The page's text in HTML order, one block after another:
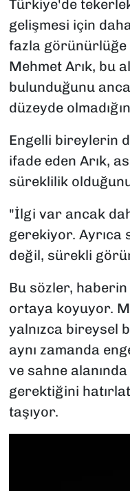
Türkiye'de
gelişmesi için
fazla
Mehmet Arık, bu
bulunduğunu
düzeyde
Engelli bireylerin
ifade eden Arık,
süreklilik
"İlgi var ancak
gerekiyor. Ayrıca
değil, sürekli
Bu sözler,
ortaya koyuyor.
yalnızca bireysel
aynı zamanda
ve sahne
gerektiğini
taşıyor.